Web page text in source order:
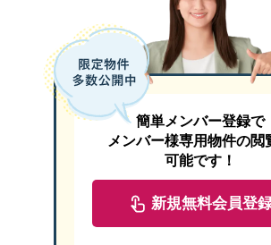
簡単メンバー登録で
メンバー様専用物件の閲
可能です！
新規無料会員登